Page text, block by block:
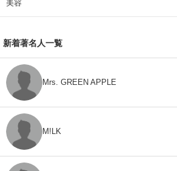
美容
新着著名人一覧
Mrs. GREEN APPLE
M!LK